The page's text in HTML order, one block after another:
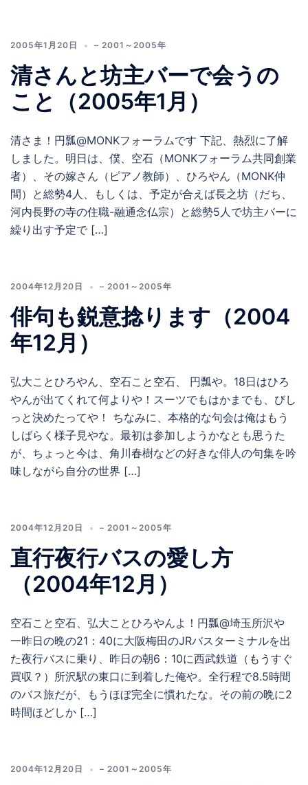
2005年1月20日 – 2001～2005年
清さんと坊主バーで会うの
こと（2005年1月）
清さま！円瓢@MONKフォーラムです 下記、熱烈に了解
しました。明日は、僕、空石（MONKフォーラム共同創業
者）、その嫁さん（ピアノ教師）、ひろやん（MONK仲
間）と総勢4人、もしくは、予定が合えば長之坊（だち、
河内長野の寺の住職-融通念仏宗）と総勢5人で坊主バーに
繰り出す予定で […]
2004年12月20日 – 2001～2005年
俳句も鋭意捻ります（2004
年12月）
弘大ことひろやん、空石こと空石、 円瓢や。18日はひろ
やんが出てくれて何よりや！スーツでもはかまでも、びし
っと決めたってや！ ちなみに、本格的な句会は俺はもう
しばらく様子見やな。最初は参加しようかなとも思うた
が、ちょっと今は、角川春樹などの好きな俳人の句集を吟
味しながら自分の世界 […]
2004年12月20日 – 2001～2005年
直行夜行バスの愛し方
（2004年12月）
空石こと空石、弘大ことひろやんよ！円瓢@埼玉所沢や
一昨日の晩の21：40に大阪梅田のJRバスターミナルを出
た夜行バスに乗り、昨日の朝6：10に西武鉄道（もうすぐ
買収？）所沢駅の東口に到着した俺や。全行程で8.5時間
のバス旅だが、もうほぼ完全に慣れたな。その前の晩に2
時間ほどしか […]
2004年12月20日 – 2001～2005年